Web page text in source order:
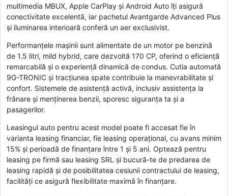
multimedia MBUX, Apple CarPlay și Android Auto îți asigură
conectivitate excelentă, iar pachetul Avantgarde Advanced Plus
și iluminarea interioară conferă un aer exclusivist.
Performanțele mașinii sunt alimentate de un motor pe benzină
de 1.5 litri, mild hybrid, care dezvoltă 170 CP, oferind o eficiență
remarcabilă și o experiență dinamică de condus. Cutia automată
9G-TRONIC și tracțiunea spate contribuie la manevrabilitate și
confort. Sistemele de asistență activă, inclusiv assistența la
frânare și menținerea benzii, sporesc siguranța ta și a
pasagerilor.
Leasingul auto pentru acest model poate fi accesat fie în
varianta leasing financiar, fie leasing operațional, cu avans minim
15% și perioadă de finanțare între 1 și 5 ani. Optează pentru
leasing pe firmă sau leasing SRL și bucură-te de predarea de
leasing rapidă și de posibilitatea cesiunii contractului de leasing,
facilități ce asigură flexibilitate maximă în finanțare.